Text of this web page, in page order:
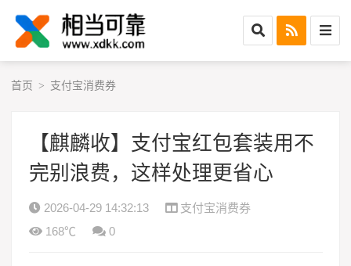
首页 > 支付宝消费券
【麒麟收】支付宝红包套装用不
完别浪费，这样处理更省心
2026-04-29 14:32:13
支付宝消费券
168℃
0